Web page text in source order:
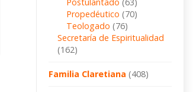
Propedéutico (70)
Teologado (76)
Secretaría de Espiritualidad
(162)
Familia Claretiana (408)